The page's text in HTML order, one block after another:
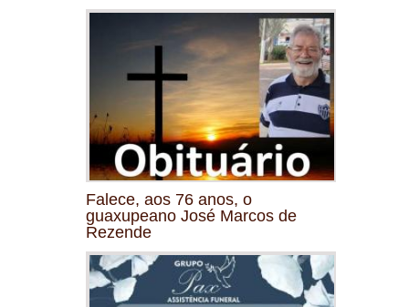
Falece, aos 76 anos, o
guaxupeano José Marcos de
Rezende